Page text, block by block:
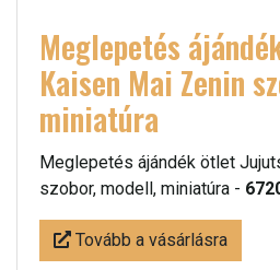
Meglepetés
Kaisen Mai Zenin
miniatúra
Meglepetés ájándék ötlet
szobor, modell, miniatúra -
Tovább a vásárlásra